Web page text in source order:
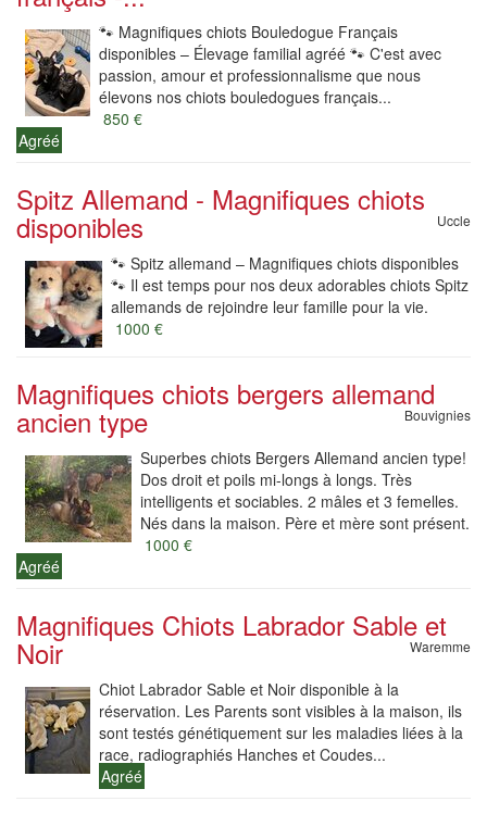
🐾 Magnifiques chiots Bouledogue Français
disponibles – Élevage familial agréé 🐾 C'est avec
passion, amour et professionnalisme que nous
élevons nos chiots bouledogues français...
850 €
Agréé
Spitz Allemand - Magnifiques chiots
disponibles Uccle
🐾 Spitz allemand – Magnifiques chiots disponibles
🐾 Il est temps pour nos deux adorables chiots Spitz
allemands de rejoindre leur famille pour la vie.
1000 €
Magnifiques chiots bergers allemand
ancien type Bouvignies
Superbes chiots Bergers Allemand ancien type!
Dos droit et poils mi-longs à longs. Très
intelligents et sociables. 2 mâles et 3 femelles.
Nés dans la maison. Père et mère sont présent.
1000 €
Agréé
Magnifiques Chiots Labrador Sable et
Noir Waremme
Chiot Labrador Sable et Noir disponible à la
réservation. Les Parents sont visibles à la maison, ils
sont testés génétiquement sur les maladies liées à la
race, radiographiés Hanches et Coudes...
Agréé